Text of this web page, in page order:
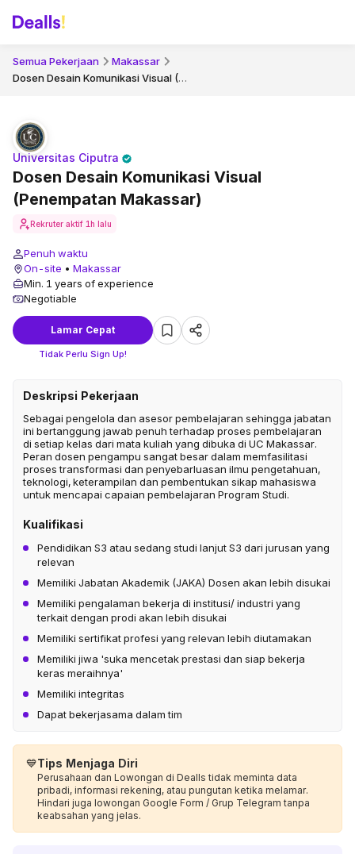
Semua Pekerjaan Makassar
Dosen Desain Komunikasi Visual (Penempatan Makassar)
Dosen Desain Komunikasi Visual
(Penempatan Makassar)
Universitas Ciputra
Rekruter aktif 1h lalu
Penuh waktu
On-site • Makassar
Min. 1 years of experience
Negotiable
Lamar Cepat
Tidak Perlu Sign Up!
Deskripsi Pekerjaan
Sebagai pengelola dan asesor pembelajaran sehingga jabatan
ini bertanggung jawab penuh terhadap proses pembelajaran
di setiap kelas dari mata kuliah yang dibuka di UC Makassar.
Peran dosen pengampu sangat besar dalam memfasilitasi
proses transformasi dan penyebarluasan ilmu pengetahuan,
teknologi, keterampilan dan pembentukan sikap mahasiswa
untuk mencapai capaian pembelajaran Program Studi.
Kualifikasi
Pendidikan S3 atau sedang studi lanjut S3 dari jurusan yang
relevan
Memiliki Jabatan Akademik (JAKA) Dosen akan lebih disukai
Memiliki pengalaman bekerja di institusi/ industri yang
terkait dengan prodi akan lebih disukai
Memiliki sertifikat profesi yang relevan lebih diutamakan
Memiliki jiwa 'suka mencetak prestasi dan siap bekerja
keras meraihnya'
Memiliki integritas
Dapat bekerjasama dalam tim
💙Tips Menjaga Diri
Perusahaan dan Lowongan di Dealls tidak meminta data
pribadi, informasi rekening, atau pungutan ketika melamar.
Hindari juga lowongan Google Form / Grup Telegram tanpa
keabsahan yang jelas.